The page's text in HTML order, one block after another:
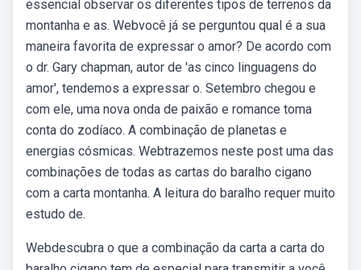
essencial observar os diferentes tipos de terrenos da
montanha e as. Webvocê já se perguntou qual é a sua
maneira favorita de expressar o amor? De acordo com
o dr. Gary chapman, autor de 'as cinco linguagens do
amor', tendemos a expressar o. Setembro chegou e
com ele, uma nova onda de paixão e romance toma
conta do zodíaco. A combinação de planetas e
energias cósmicas. Webtrazemos neste post uma das
combinações de todas as cartas do baralho cigano
com a carta montanha. A leitura do baralho requer muito
estudo de.
Webdescubra o que a combinação da carta a carta do